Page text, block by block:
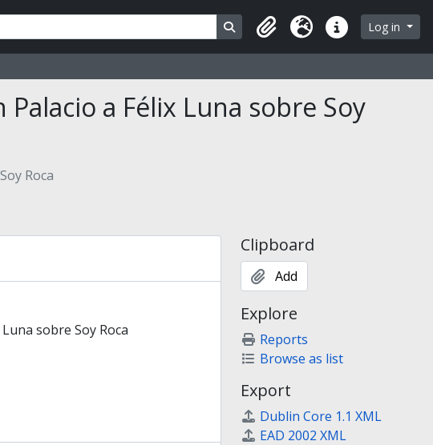
Search in browse page
ClipboardLanguageQuick linksLog in
a Félix Luna sobre Soy
Roca
sobre Soy Roca
Clipboard
Add
Explore
Reports
Browse as list
Export
Dublin Core 1.1 XML
EAD 2002 XML